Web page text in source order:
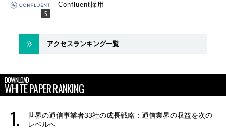
Confluent採用
アクセスランキング一覧
DOWNLOAD
WHITE PAPER RANKING
世界の通信事業者33社の成長戦略：通信業界の収益を次の
レベルへ